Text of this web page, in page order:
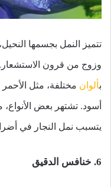
تتميز النمل بجسمها
بألوان مختلفة، مثل
أسود. تشتهر بعض الأنواع،
يتسبب نمل النجار في
6. خنافس الدقيق